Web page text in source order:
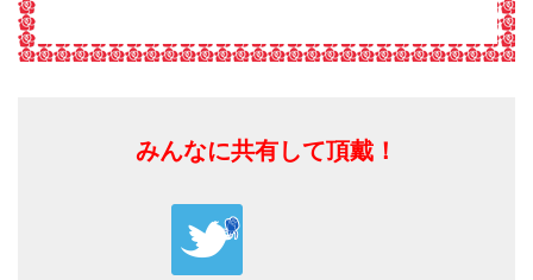
みんなに共有して頂戴！